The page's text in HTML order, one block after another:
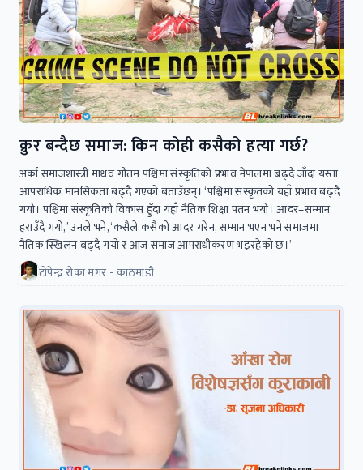
क्रुर बन्दैछ समाज: किन कोही कसैको हत्या गर्छ?
अर्का समाजशास्त्री माधव गौतम पश्चिमा संस्कृतिको प्रभाव नेपालमा बढ्दै जाँदा यस्ता
आपराधिक मानसिकता बढ्दै गएको बताउँछन्। ‘पश्चिमा संस्कृतको यहाँ प्रभाव बढ्दै
गयो। पश्चिमा संस्कृतिको विकास हुँदा यहाँ नैतिक शिक्षा पतन भयो। आदर–सम्मान
हराउँदै गयो,’ उनले भने, ‘कसैले कसैको आदर गरेन, सम्मान भएन भने समाजमा
नैतिक स्खिलन बढ्दै गयो र आज समाज आपराधीकरण भइरहेको छ।’
टोपेन्द्र रोका मगर - काठमाडौं